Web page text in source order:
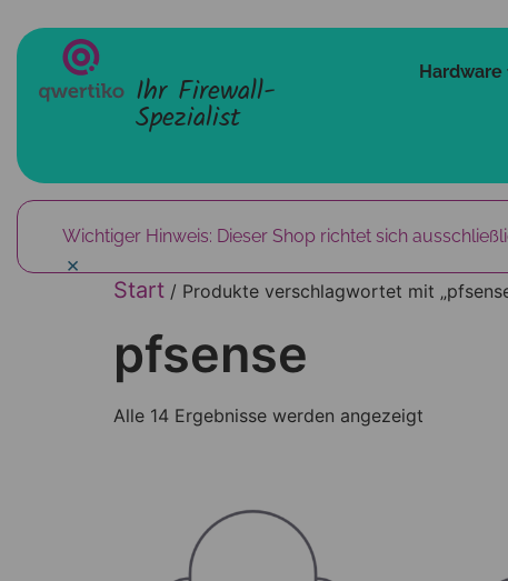
Ihr Firewall-
Spezialist
Wichtiger Hinweis: Dieser Shop richtet sich
×
Start / Produkte verschlagwortet mit
pfsense
Alle 14 Ergebnisse werden angezeigt